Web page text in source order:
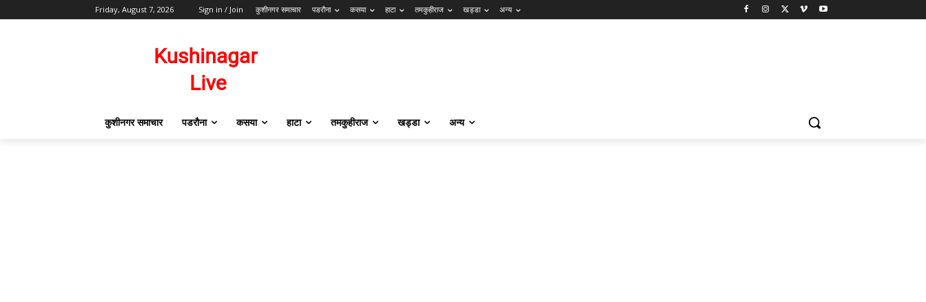
Friday, August 7, 2026 Sign in / Join कुशीनगर समाचार पडरौना कसया हाटा तमकुहीराज खड्डा अन्य
कुशीनगर समाचार पडरौना कसया हाटा तमकुहीराज खड्डा अन्य